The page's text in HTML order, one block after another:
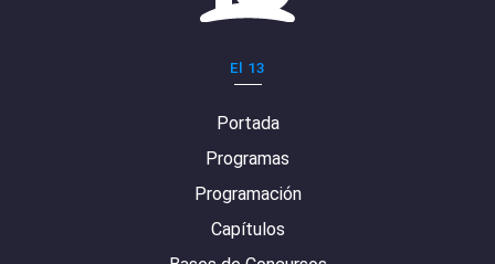
El 13
Portada
Programas
Programación
Capítulos